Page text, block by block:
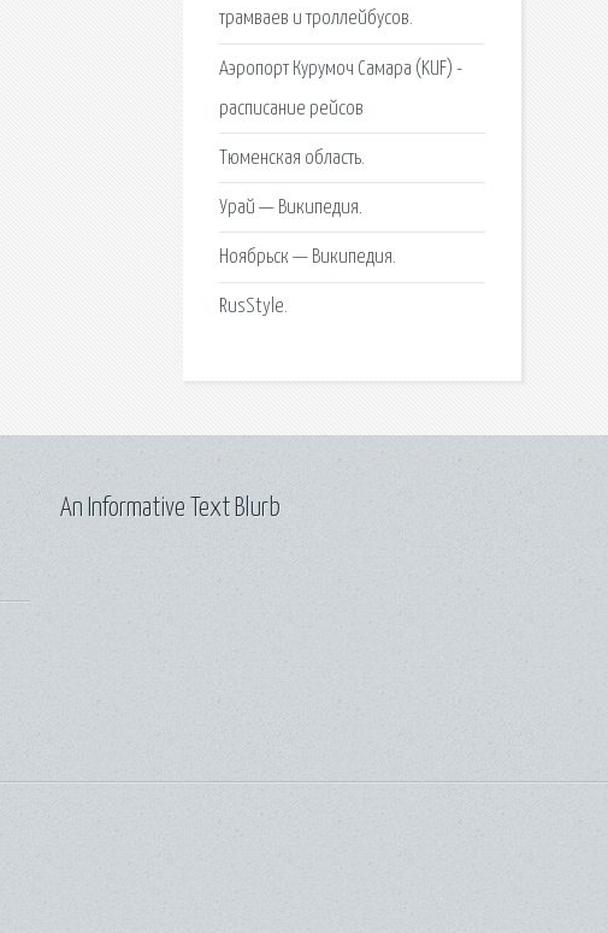
трамваев и троллейбусов.
Аэропорт Курумоч Самара (KUF) -
расписание рейсов
Тюменская область.
Урай — Википедия.
Ноябрьск — Википедия.
RusStyle.
An Informative Text Blurb